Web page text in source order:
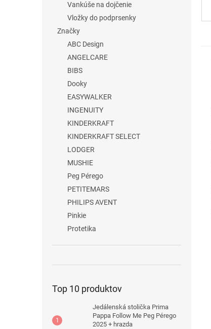
Vankúše na dojčenie
Vložky do podprsenky
Značky
ABC Design
ANGELCARE
BIBS
Dooky
EASYWALKER
INGENUITY
KINDERKRAFT
KINDERKRAFT SELECT
LODGER
MUSHIE
Peg Pérego
PETITEMARS
PHILIPS AVENT
Pinkie
Protetika
Top 10 produktov
Jedálenská stolička Prima
Pappa Follow Me Peg Pérego
2025 + hrazda